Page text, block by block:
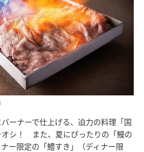
ーナーで仕上げる、迫力の料理「国
オシ！ また、夏にぴったりの「鰻の
ー限定の「鱧すき」（ディナー限